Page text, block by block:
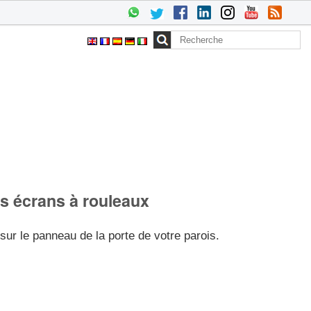
Chercher par
Recherche
avancée…
écrans à rouleaux
le panneau de la porte de votre parois.